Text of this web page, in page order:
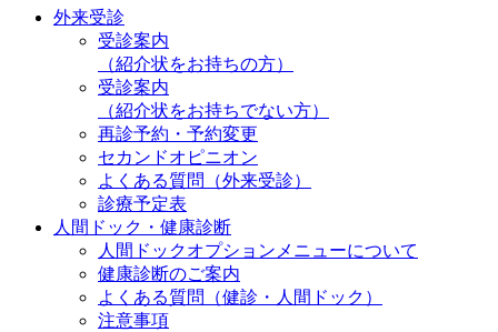
外来受診
受診案内
（紹介状をお持ちの方）
受診案内
（紹介状をお持ちでない方）
再診予約・予約変更
セカンドオピニオン
よくある質問（外来受診）
診療予定表
人間ドック・健康診断
人間ドックオプションメニューについて
健康診断のご案内
よくある質問（健診・人間ドック）
注意事項